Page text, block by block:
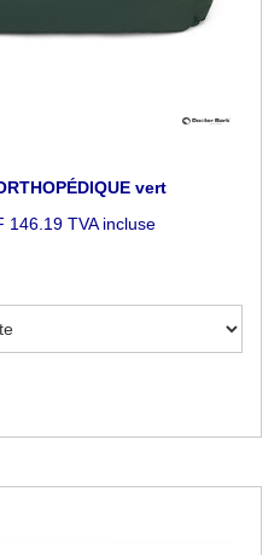
vert
146.19 TVA incluse